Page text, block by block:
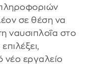
πληροφοριών
σε θέση να
ναυσιπλοΐα στο
νέο εργαλείο